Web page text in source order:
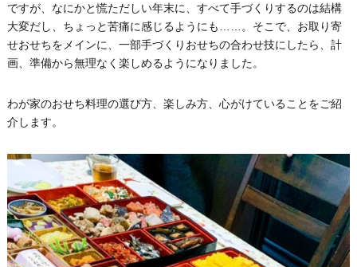
ですが、なにかと慌ただしい年末に、すべて手づくりするのは結構
大変だし、ちょっと苦痛に感じるようにも……。そこで、お取り寄
せおせちをメインに、一部手づくりおせちの合わせ技にしたら、計
画、準備から無理なく楽しめるようになりました。
わが家のおせち料理の選び方、楽しみ方、心がけていることをご紹
介します。